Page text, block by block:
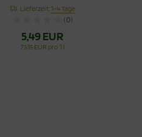
Lieferzeit:1-4 Tage
(0)
5,49 EUR
73,15 EUR pro 1 l